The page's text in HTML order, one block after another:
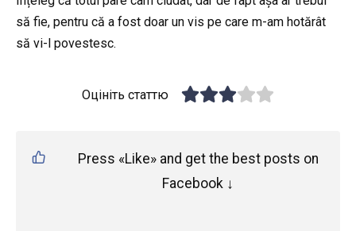
să fie, pentru că a fost doar un vis pe care m-am hotărât
să vi-l povestesc.
Оцініть статтю
Press «Like» and get the best posts on
Facebook ↓